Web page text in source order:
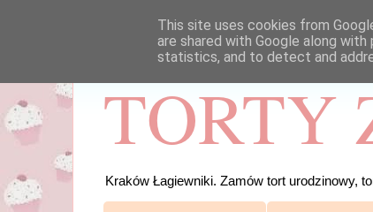
TORTY
Kraków Łagiewniki. Zamów tort urodzinowy,
This site uses cookies from
are shared with Google along
statistics, and to detect and